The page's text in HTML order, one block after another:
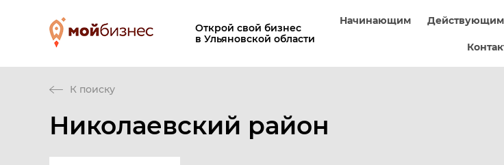
Открой свой бизнес
в Ульяновской области
Начинающим Действующим
К поиску
Николаевский район